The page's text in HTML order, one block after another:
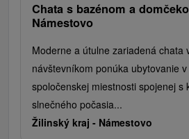
Chata s bazénom a
Námestovo
Moderne a útulne zariadená chata
návštevníkom ponúka ubytovanie
spoločenskej miestnosti spojenej s
slnečného počasia...
Žilinský kraj - Námestovo